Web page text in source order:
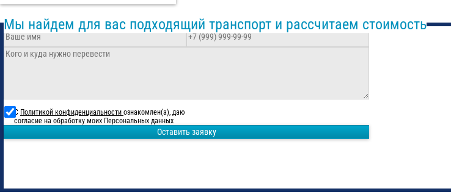
Мы найдем для вас подходящий транспорт и рассчитаем стоимость
С Политикой конфиденциальности ознакомлен(а), даю
согласие на обработку моих Персональных данных
Оставить заявку